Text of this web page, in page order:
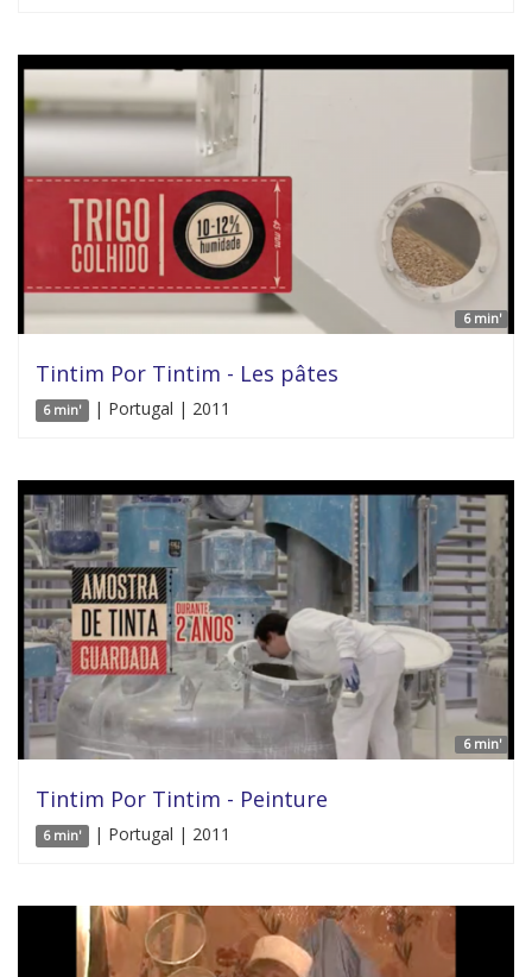
6 min'
Tintim Por Tintim - Les pâtes
6 min' | Portugal | 2011
6 min'
Tintim Por Tintim - Peinture
6 min' | Portugal | 2011